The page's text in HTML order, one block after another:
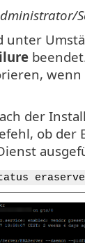
unter
wenn
der
ob der